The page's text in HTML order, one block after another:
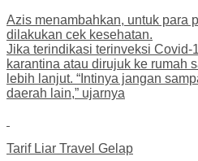
Azis menambahkan, untuk para
dilakukan cek kesehatan.
Jika terindikasi terinveksi Covid-
karantina atau dirujuk ke rumah
lebih lanjut. “Intinya jangan
daerah lain,” ujarnya
Tarif Liar Travel Gelap